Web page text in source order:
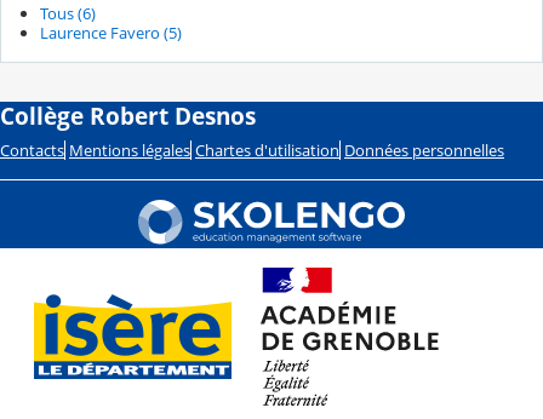
Tous (6)
Laurence Favero (5)
Collège Robert Desnos
Contacts Mentions légales Chartes d'utilisation Données personnelles